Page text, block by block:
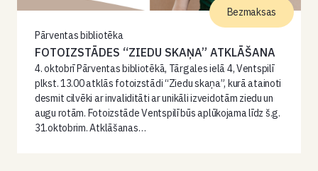
Pārventas bibliotēka
FOTOIZSTĀDES “ZIEDU SKAŅA” ATKLĀŠANA
4. oktobrī Pārventas bibliotēkā, Tārgales ielā 4, Ventspilī
plkst. 13.00 atklās fotoizstādi “Ziedu skaņa”, kurā atainoti
desmit cilvēki ar invaliditāti ar unikāli izveidotām ziedu un
augu rotām. Fotoizstāde Ventspilī būs aplūkojama līdz š.g.
31.oktobrim. Atklāšanas…
Bezmaksas